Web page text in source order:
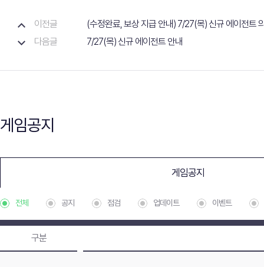
이전글
(수정완료, 보상 지급 안내) 7/27(목) 신규 에이전트
다음글
7/27(목) 신규 에이전트 안내
게임공지
게임공지
전체 공지 점검 업데이트 이벤트
구분